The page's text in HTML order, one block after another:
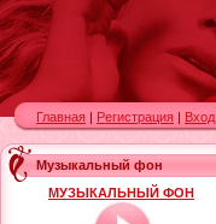
Главная | Регистрация | Вход
Музыкальный фон
МУЗЫКАЛЬНЫЙ ФОН